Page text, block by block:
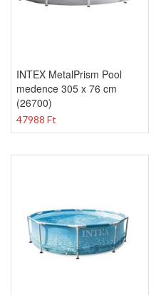
INTEX MetalPrism Pool
medence 305 x 76 cm
(26700)
47988 Ft